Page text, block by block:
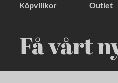
Köpvillkor Outlet
Få vårt